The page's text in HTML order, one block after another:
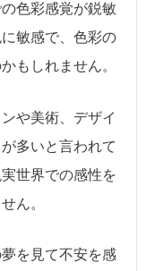
色彩感覚が鋭敏
敏感で、色彩の
もしれません。
や美術、デザイ
多いと言われて
世界での感性を
ん。
を見て不安を感